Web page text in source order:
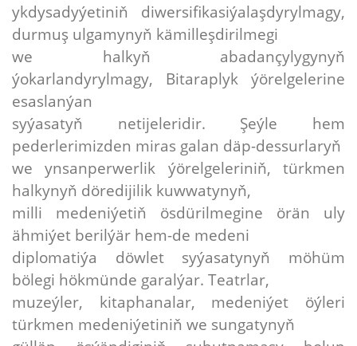
ykdysadyýetiniň diwersifikasiýalaşdyrylmagy,
durmuş ulgamynyň kämilleşdirilmegi
we halkyň abadançylygynyň
ýokarlandyrylmagy, Bitaraplyk ýörelgelerine
esaslanýan
syýasatyň netijeleridir. Şeýle hem
pederlerimizden miras galan däp-dessurlaryň
we ynsanperwerlik ýörelgeleriniň, türkmen
halkynyň döredijilik kuwwatynyň,
milli medeniýetiň ösdürilmegine örän uly
ähmiýet berilýär hem-de medeni
diplomatiýa döwlet syýasatynyň möhüm
bölegi hökmünde garalýar. Teatrlar,
muzeýler, kitaphanalar, medeniýet öýleri
türkmen medeniýetiniň we sungatynyň